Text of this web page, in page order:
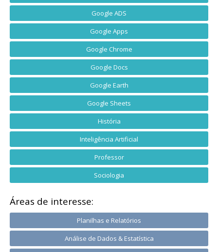
Google ADS
Google Apps
Google Chrome
Google Docs
Google Earth
Google Sheets
História
Inteligência Artificial
Professor
Sociologia
Áreas de interesse:
Planilhas e Relatórios
Análise de Dados & Estatística